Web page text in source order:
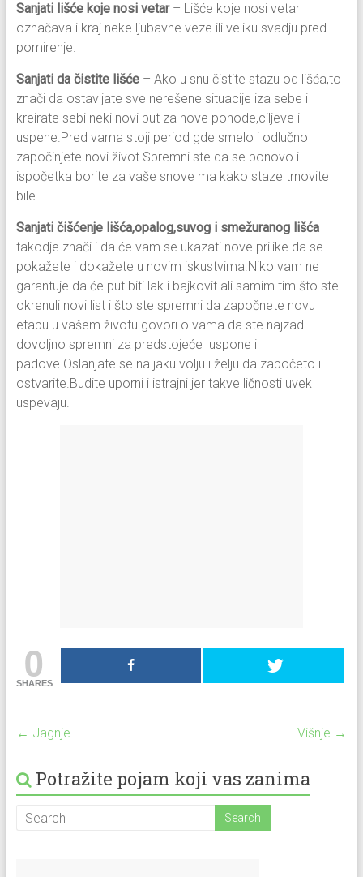
Sanjati lišće koje nosi vetar– Lišće koje nosi vetar
označava i kraj neke ljubavne veze ili veliku svadju pred
pomirenje.
Sanjati da čistite lišće– Ako u snu čistite stazu od lišća,to
znači da ostavljate sve nerešene situacije iza sebe i
kreirate sebi neki novi put za nove pohode,ciljeve i
uspehe.Pred vama stoji period gde smelo i odlučno
započinjete novi život.Spremni ste da se ponovo i
ispočetka borite za vaše snove ma kako staze trnovite
bile.
Sanjati čišćenje lišća,opalog,suvog i smežuranog lišća
takodje znači i da će vam se ukazati nove prilike da se
pokažete i dokažete u novim iskustvima.Niko vam ne
garantuje da će put biti lak i bajkovit ali samim tim što ste
okrenuli novi list i što ste spremni da započnete novu
etapu u vašem životu govori o vama da ste najzad
dovoljno spremni za predstojeće uspone i
padove.Oslanjate se na jaku volju i želju da započeto i
ostvarite.Budite uporni i istrajni jer takve ličnosti uvek
uspevaju.
0
SHARES
← Jagnje Višnje →
Potražite pojam koji vas zanima